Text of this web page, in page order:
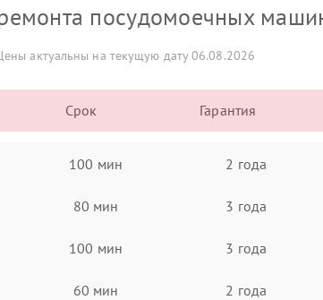
посудомоечных
актуальны на текущую дату 06.08.2026
Срок Гарантия
100 мин 2 года
80 мин 3 года
100 мин 3 года
60 мин 2 года